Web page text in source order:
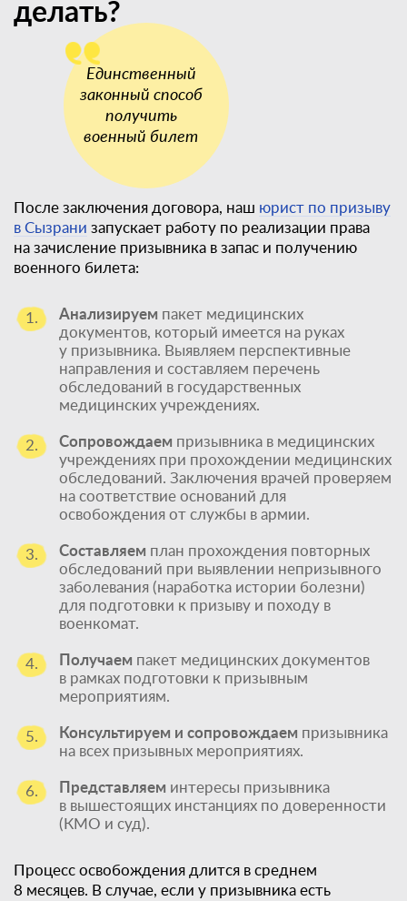
делать?
После заключения договора, наш юрист по призыву
в Сызрани запускает работу по реализации права
на зачисление призывника в запас и получению
военного билета:
1. Анализируем пакет медицинских
документов, который имеется на руках
у призывника. Выявляем перспективные
направления и составляем перечень
обследований в государственных
медицинских учреждениях.
2. Сопровождаем призывника в медицинских
учреждениях при прохождении медицинских
обследований. Заключения врачей проверяем
на соответствие оснований для
освобождения от службы в армии.
3. Составляем план прохождения повторных
обследований при выявлении непризывного
заболевания (наработка истории болезни)
для подготовки к призыву и походу в
военкомат.
4. Получаем пакет медицинских документов
в рамках подготовки к призывным
мероприятиям.
5. Консультируем и сопровождаем призывника
на всех призывных мероприятиях.
6. Представляем интересы призывника
в вышестоящих инстанциях по доверенности
(КМО и суд).
Процесс освобождения длится в среднем
8 месяцев. В случае, если у призывника есть